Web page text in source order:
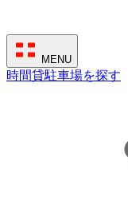
MENU
時間貸駐車場を探す